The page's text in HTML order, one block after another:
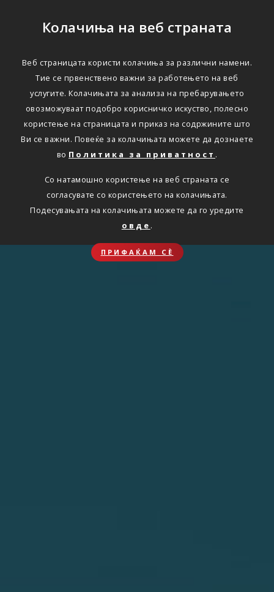
Колачиња на веб страната
Веб страницата користи колачиња за различни намени.
Тие се првенствено важни за работењето на веб
услугите. Колачињата за анализа на пребарувањето
овозможуваат подобро корисничко искуство, полесно
користење на страницата и приказ на содржините што
Ви се важни. Повеќе за колачињата можете да дознаете
во Политика за приватност .
Со натамошно користење на веб страната се
согласувате со користењето на колачињата.
Подесувањата на колачињата можете да го уредите
овде .
ПРИФАЌАМ СЀ